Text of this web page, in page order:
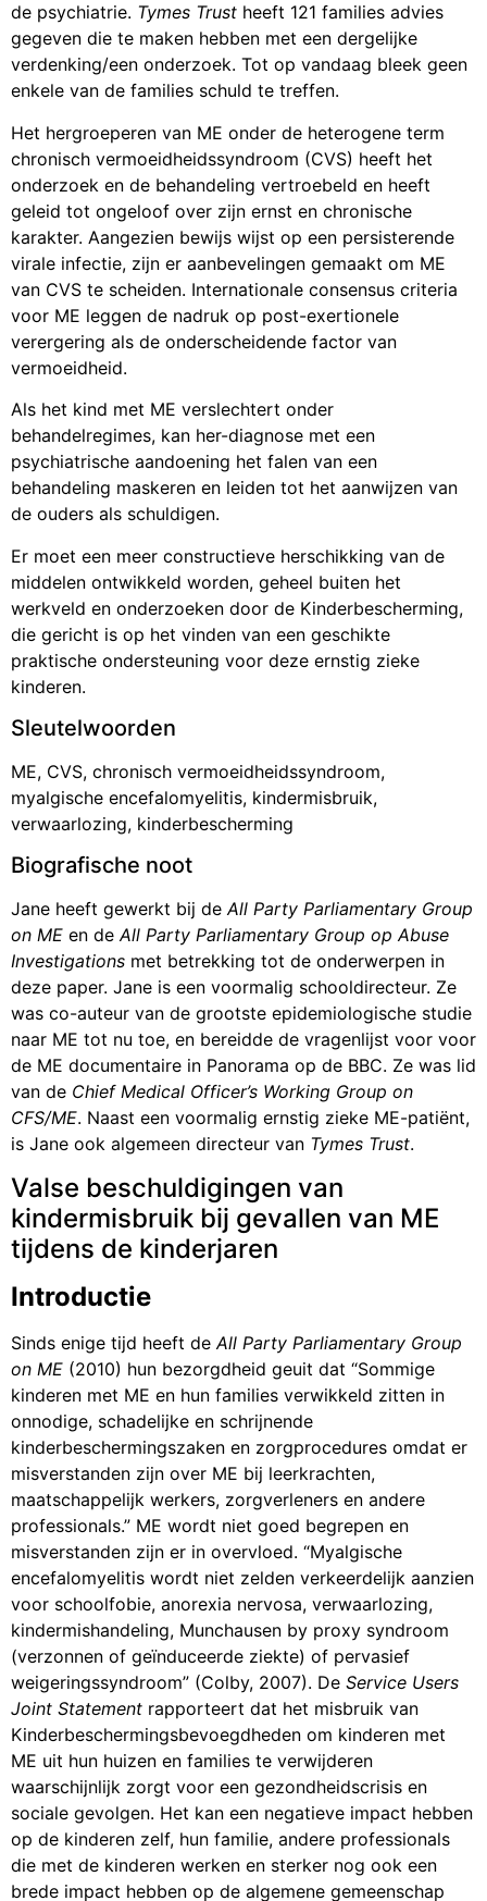
de psychiatrie. Tymes Trust heeft 121 families advies
gegeven die te maken hebben met een dergelijke
verdenking/een onderzoek. Tot op vandaag bleek geen
enkele van de families schuld te treffen.
Het hergroeperen van ME onder de heterogene term
chronisch vermoeidheidssyndroom (CVS) heeft het
onderzoek en de behandeling vertroebeld en heeft
geleid tot ongeloof over zijn ernst en chronische
karakter. Aangezien bewijs wijst op een persisterende
virale infectie, zijn er aanbevelingen gemaakt om ME
van CVS te scheiden. Internationale consensus criteria
voor ME leggen de nadruk op post-exertionele
verergering als de onderscheidende factor van
vermoeidheid.
Als het kind met ME verslechtert onder
behandelregimes, kan her-diagnose met een
psychiatrische aandoening het falen van een
behandeling maskeren en leiden tot het aanwijzen van
de ouders als schuldigen.
Er moet een meer constructieve herschikking van de
middelen ontwikkeld worden, geheel buiten het
werkveld en onderzoeken door de Kinderbescherming,
die gericht is op het vinden van een geschikte
praktische ondersteuning voor deze ernstig zieke
kinderen.
Sleutelwoorden
ME, CVS, chronisch vermoeidheidssyndroom,
myalgische encefalomyelitis, kindermisbruik,
verwaarlozing, kinderbescherming
Biografische noot
Jane heeft gewerkt bij deAll Party Parliamentary Group
on ME en deAll Party Parliamentary Group op Abuse
Investigations met betrekking tot de onderwerpen in
deze paper. Jane is een voormalig schooldirecteur. Ze
was co-auteur van de grootste epidemiologische studie
naar ME tot nu toe, en bereidde de vragenlijst voor voor
de ME documentaire in Panorama op de BBC. Ze was lid
van de Chief Medical Officer’s Working Group on
CFS/ME. Naast een voormalig ernstig zieke ME-patiënt,
is Jane ook algemeen directeur van Tymes Trust.
Valse beschuldigingen van
kindermisbruik bij gevallen van ME
tijdens de kinderjaren
Introductie
Sinds enige tijd heeft de All Party Parliamentary Group
on ME (2010) hun bezorgdheid geuit dat “Sommige
kinderen met ME en hun families verwikkeld zitten in
onnodige, schadelijke en schrijnende
kinderbeschermingszaken en zorgprocedures omdat er
misverstanden zijn over ME bij leerkrachten,
maatschappelijk werkers, zorgverleners en andere
professionals.” ME wordt niet goed begrepen en
misverstanden zijn er in overvloed. “Myalgische
encefalomyelitis wordt niet zelden verkeerdelijk aanzien
voor schoolfobie, anorexia nervosa, verwaarlozing,
kindermishandeling, Munchausen by proxy syndroom
(verzonnen of geïnduceerde ziekte) of pervasief
weigeringssyndroom” (Colby, 2007). De Service Users
Joint Statement rapporteert dat het misbruik van
Kinderbeschermingsbevoegdheden om kinderen met
ME uit hun huizen en families te verwijderen
waarschijnlijk zorgt voor een gezondheidscrisis en
sociale gevolgen. Het kan een negatieve impact hebben
op de kinderen zelf, hun familie, andere professionals
die met de kinderen werken en sterker nog ook een
brede impact hebben op de algemene gemeenschap